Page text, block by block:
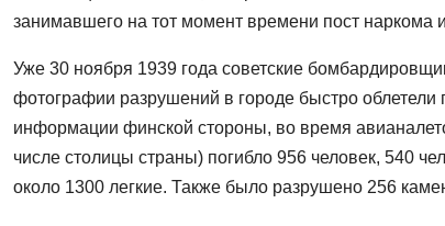
занимавшего на тот момент времени пост наркома
Уже 30 ноября 1939 года советские
фотографии разрушений в городе быстро
информации финской стороны, во время
числе столицы страны) погибло 956 человек, 540
около 1300 легкие. Также было разрушено 256